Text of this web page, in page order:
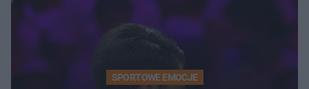
SPORTOWE EMOCJE